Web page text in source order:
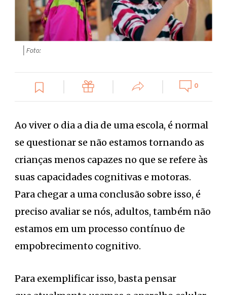
| Foto:
0
Ao viver o dia a dia de uma escola, é normal
se questionar se não estamos tornando as
crianças menos capazes no que se refere às
suas capacidades cognitivas e motoras.
Para chegar a uma conclusão sobre isso, é
preciso avaliar se nós, adultos, também não
estamos em um processo contínuo de
empobrecimento cognitivo.
Para exemplificar isso, basta pensar